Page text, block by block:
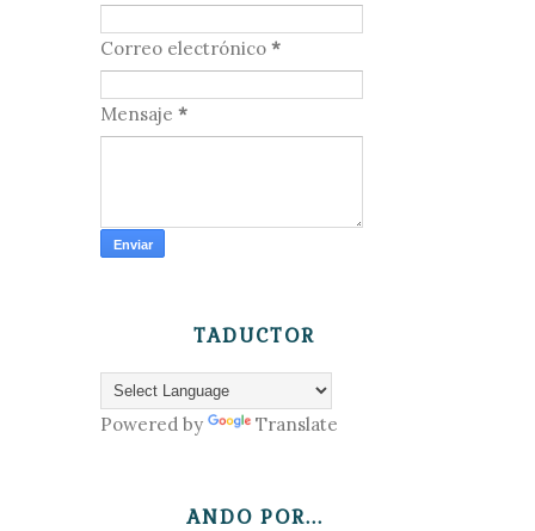
Correo electrónico *
Mensaje *
TADUCTOR
Powered by Translate
ANDO POR...